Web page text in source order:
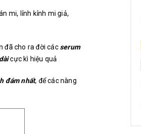
mi, lỉnh kỉnh mi giả,
đã cho ra đời các serum
cực kì hiệu quả
đám nhất, để các nàng